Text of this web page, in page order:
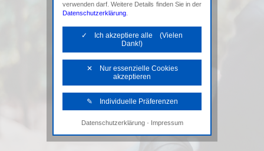
verwenden darf. Weitere Details finden Sie in der
Datenschutzerklärung
✓ Ich akzeptiere alle (Vielen
Dank!)
✕ Nur essenzielle Cookies
akzeptieren
✎ Individuelle Präferenzen
Notwendige Cookies
Diese Cookies sind erforderlich, um die
Datenschutzerklärung· Impressum